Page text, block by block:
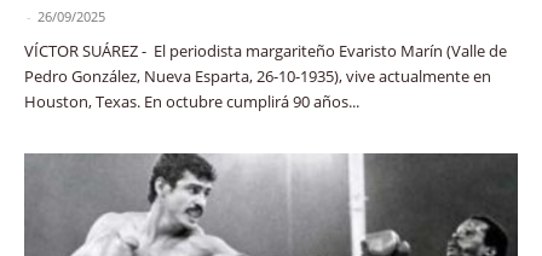
- 26/09/2025
VÍCTOR SUÁREZ - El periodista margariteño Evaristo Marín (Valle de
Pedro González, Nueva Esparta, 26-10-1935), vive actualmente en
Houston, Texas. En octubre cumplirá 90 años...